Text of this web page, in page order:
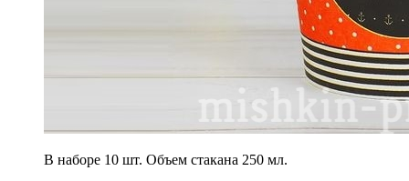
В наборе 10 шт. Объем стакана 250 мл.